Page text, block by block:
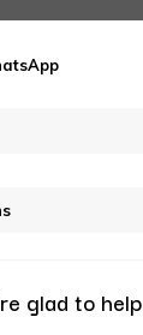
glad to help